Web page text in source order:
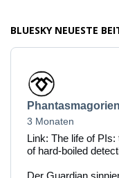
BLUESKY NEUESTE
Beitrag
von
Phantasmagorien
auf
Bluesky
ansehen
Phantasmagorien
3 Monaten
Link: The life of
of hard-boiled